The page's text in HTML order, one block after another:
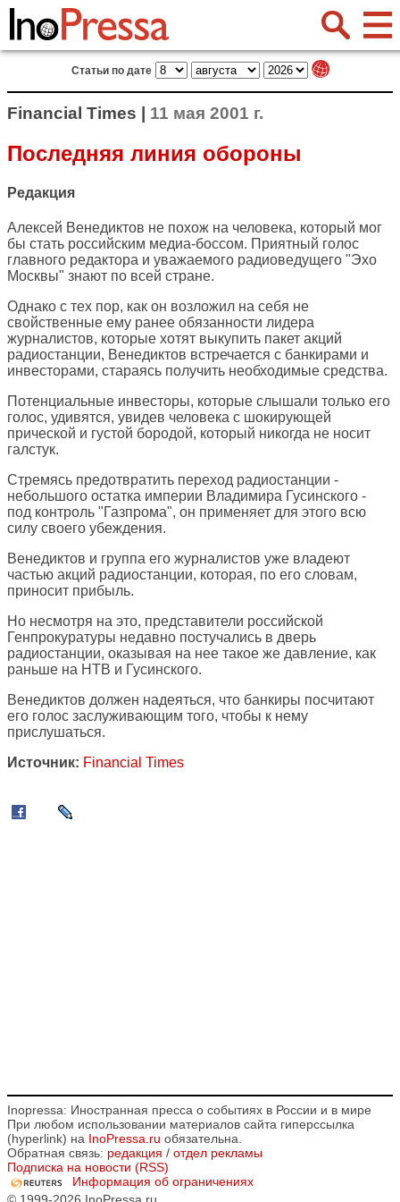
Статьи по дате
Financial Times | 11 мая 2001 г.
Последняя линия обороны
Редакция
Алексей Венедиктов не похож на человека, который мог
бы стать российским медиа-боссом. Приятный голос
главного редактора и уважаемого радиоведущего "Эхо
Москвы" знают по всей стране.
Однако с тех пор, как он возложил на себя не
свойственные ему ранее обязанности лидера
журналистов, которые хотят выкупить пакет акций
радиостанции, Венедиктов встречается с банкирами и
инвесторами, стараясь получить необходимые средства.
Потенциальные инвесторы, которые слышали только его
голос, удивятся, увидев человека с шокирующей
прической и густой бородой, который никогда не носит
галстук.
Стремясь предотвратить переход радиостанции -
небольшого остатка империи Владимира Гусинского -
под контроль "Газпрома", он применяет для этого всю
силу своего убеждения.
Венедиктов и группа его журналистов уже владеют
частью акций радиостанции, которая, по его словам,
приносит прибыль.
Но несмотря на это, представители российской
Генпрокуратуры недавно постучались в дверь
радиостанции, оказывая на нее такое же давление, как
раньше на НТВ и Гусинского.
Венедиктов должен надеяться, что банкиры посчитают
его голос заслуживающим того, чтобы к нему
прислушаться.
Источник: Financial Times
Inopressa: Иностранная пресса о событиях в России и в мире
При любом использовании материалов сайта гиперссылка
(hyperlink) на InoPressa.ru обязательна.
Обратная связь: редакция / отдел рекламы
Подписка на новости (RSS)
Информация об ограничениях
© 1999-2026 InoPressa.ru